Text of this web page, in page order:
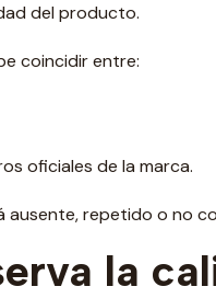
del producto.
coincidir entre:
oficiales de la marca.
ausente, repetido o no
la